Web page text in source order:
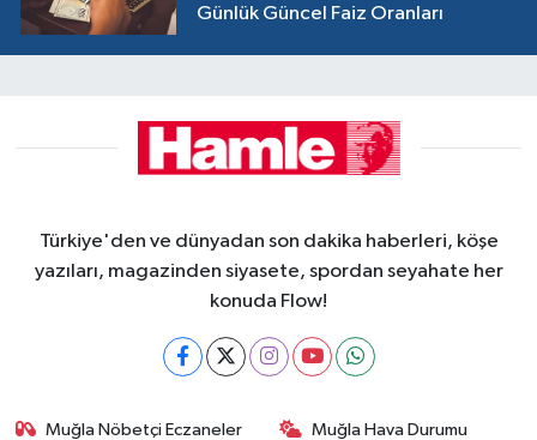
Günlük Güncel Faiz Oranları
Türkiye'den ve dünyadan son dakika haberleri, köşe
yazıları, magazinden siyasete, spordan seyahate her
konuda Flow!
Muğla Nöbetçi Eczaneler Muğla Hava Durumu